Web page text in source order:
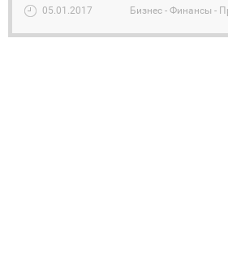
05.01.2017 Бизнес - Финансы -